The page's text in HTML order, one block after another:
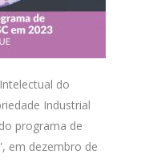
do
Industrial
programa de
em dezembro de